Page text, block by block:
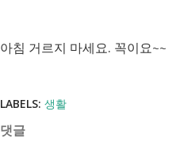
아침 거르지 마세요. 꼭이요~~
LABELS: 생활
댓글